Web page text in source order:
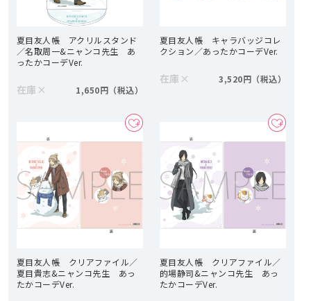
夏目友人帳 アクリルスタンド
／名取周一&ニャンコ先生 あ
ったかコーデVer.
在庫 × 1,650円
夏目友人帳 キャラバッジコレ
クション／あったかコーデVer.
在庫 × 3,520円
夏目友人帳 クリアファイル／
夏目貴志&ニャンコ先生 あっ
たかコーデVer.
夏目友人帳 クリアファイル／
的場静司&ニャンコ先生 あっ
たかコーデVer.